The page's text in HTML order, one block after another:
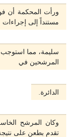
ورأت المحكمة أن
مستنداً إلى إجراءات
سليمة، مما استوجب
المرشحين في
الدائرة.
وكان المرشح
تقدم بطعن على